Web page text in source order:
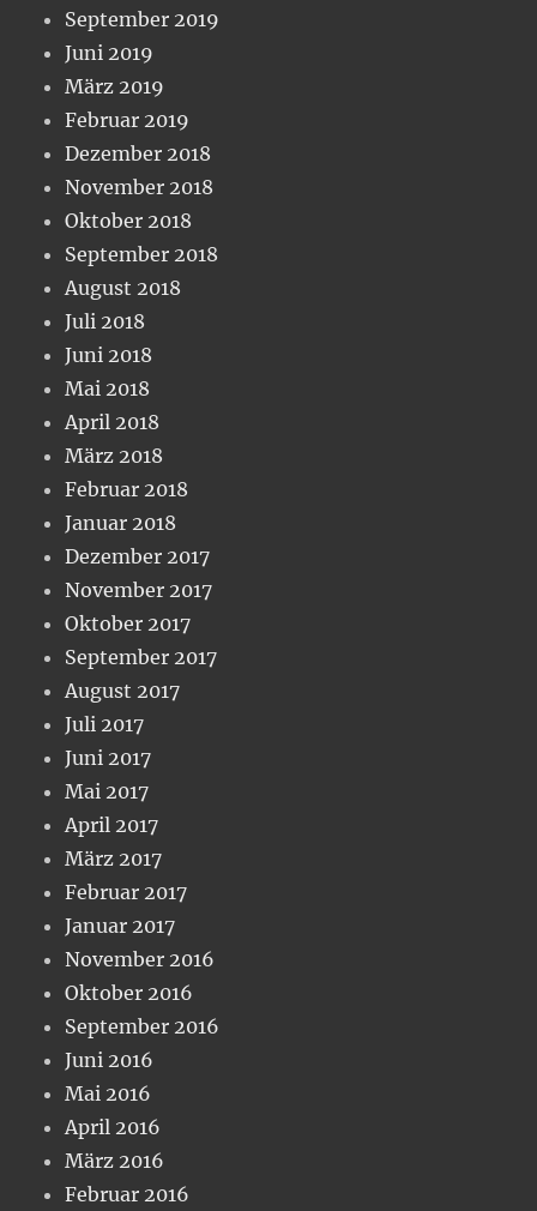
September 2019
Juni 2019
März 2019
Februar 2019
Dezember 2018
November 2018
Oktober 2018
September 2018
August 2018
Juli 2018
Juni 2018
Mai 2018
April 2018
März 2018
Februar 2018
Januar 2018
Dezember 2017
November 2017
Oktober 2017
September 2017
August 2017
Juli 2017
Juni 2017
Mai 2017
April 2017
März 2017
Februar 2017
Januar 2017
November 2016
Oktober 2016
September 2016
Juni 2016
Mai 2016
April 2016
März 2016
Februar 2016